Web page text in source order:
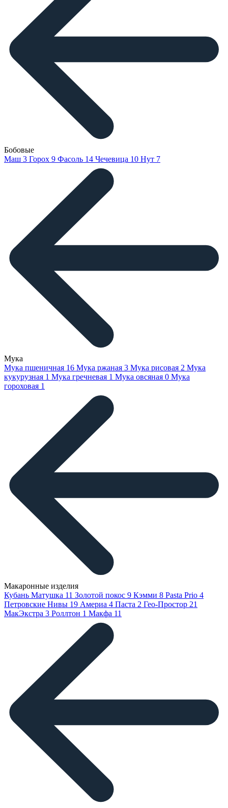
Бобовые
Маш 3 Горох 9 Фасоль 14 Чечевица 10 Нут 7
Мука
Мука пшеничная 16 Мука ржаная 3 Мука рисовая 2 Мука
кукурузная 1 Мука гречневая 1 Мука овсяная 0 Мука
гороховая 1
Макаронные изделия
Кубань Матушка 11 Золотой покос 9 Кэмми 8 Pasta Prio 4
Петровские Нивы 19 Америа 4 Паста 2 Гео-Простор 21
МакЭкстра 3 Роллтон 1 Макфа 11